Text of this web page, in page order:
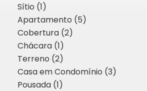
Sítio (1)
Apartamento (5)
Cobertura (2)
Chácara (1)
Terreno (2)
Casa em Condomínio (3)
Pousada (1)